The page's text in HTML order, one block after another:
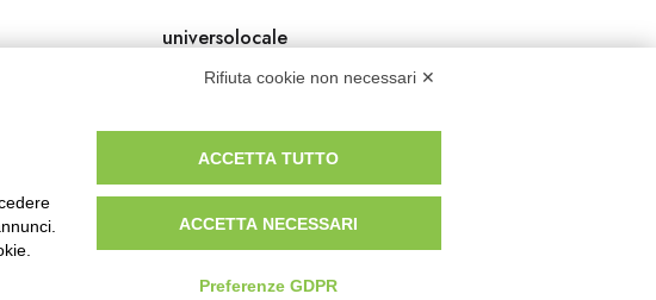
universolocale
viedellaseta
Rifiuta cookie non necessari ✕
ACCETTA TUTTO
ACCETTA NECESSARI
Preferenze GDPR